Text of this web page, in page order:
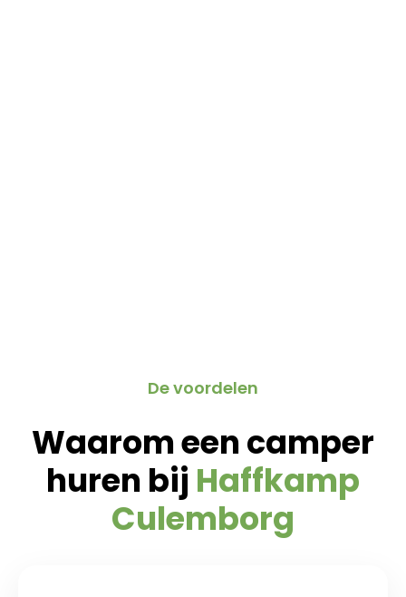
De voordelen
Waarom een camper
huren bij Haffkamp
Culemborg